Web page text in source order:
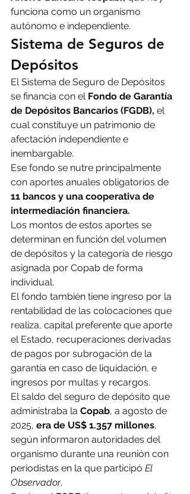
funciona como un organismo
autónomo e independiente.
Sistema de Seguros de
Depósitos
El Sistema de Seguro de Depósitos
se financia con el Fondo de Garantía
de Depósitos Bancarios (FGDB), el
cual constituye un patrimonio de
afectación independiente e
inembargable.
Ese fondo se nutre principalmente
con aportes anuales obligatorios de
11 bancos y una cooperativa de
intermediación financiera.
Los montos de estos aportes se
determinan en función del volumen
de depósitos y la categoría de riesgo
asignada por Copab de forma
individual.
El fondo también tiene ingreso por la
rentabilidad de las colocaciones que
realiza, capital preferente que aporte
el Estado, recuperaciones derivadas
de pagos por subrogación de la
garantía en caso de liquidación, e
ingresos por multas y recargos.
El saldo del seguro de depósito que
administraba la Copab, a agosto de
2025, era de US$ 1.357 millones,
según informaron autoridades del
organismo durante una reunión con
periodistas en la que participó El
Observador.